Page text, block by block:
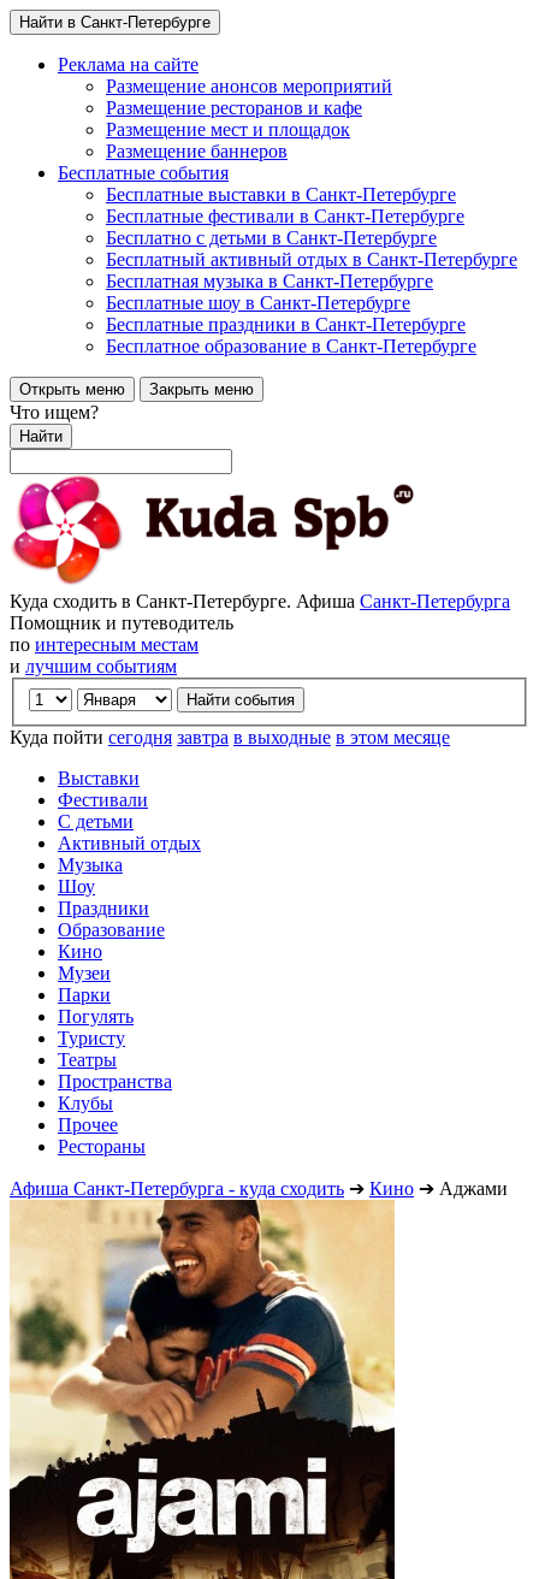
Найти в Санкт-Петербурге
Реклама на сайте
Размещение анонсов мероприятий
Размещение ресторанов и кафе
Размещение мест и площадок
Размещение баннеров
Бесплатные события
Бесплатные выставки в Санкт-Петербурге
Бесплатные фестивали в Санкт-Петербурге
Бесплатно с детьми в Санкт-Петербурге
Бесплатный активный отдых в Санкт-Петербурге
Бесплатная музыка в Санкт-Петербурге
Бесплатные шоу в Санкт-Петербурге
Бесплатные праздники в Санкт-Петербурге
Бесплатное образование в Санкт-Петербурге
Открыть меню Закрыть меню
Что ищем?
Найти
Куда сходить в Санкт-Петербурге. Афиша Санкт-Петербурга
Помощник и путеводитель
по интересным местам
и лучшим событиям
Куда пойти сегодня завтра в выходные в этом месяце
Выставки
Фестивали
С детьми
Активный отдых
Музыка
Шоу
Праздники
Образование
Кино
Музеи
Парки
Погулять
Туристу
Театры
Пространства
Клубы
Прочее
Рестораны
Афиша Санкт-Петербурга - куда сходить ➔ Кино ➔ Аджами